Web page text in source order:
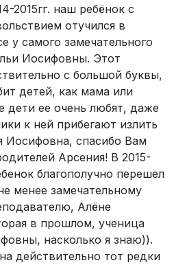
2015гг. наш ребёнок с
отучился в
у самого замечательного
Иосифовны. Этот
с большой буквы,
детей, как мама или
дети ее очень любят, даже
к ней прибегают излить
Иосифовна, спасибо Вам
Арсения! В 2015-
благополучно перешел
менее замечательному
Алёне
в прошлом, ученица
насколько я знаю)).
действительно тот редки